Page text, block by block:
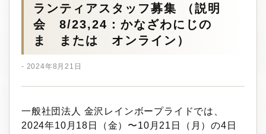
ランティアスタッフ募集 （説明
会 8/23,24：かなざわにじの
ま または オンライン）
- 2024年8月21日
一般社団法人 金沢レインボープライドでは、
2024年10月18日（金）〜10月21日（月）の4日